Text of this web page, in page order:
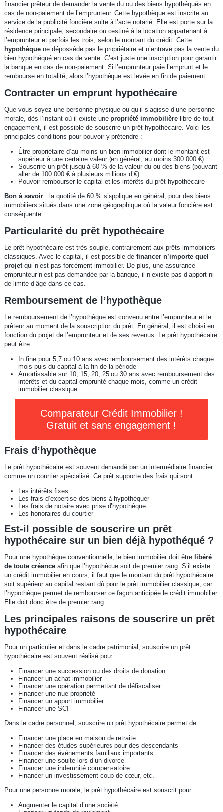
financier prêteur de demander la vente du ou des biens hypothéqués en
cas de non-paiement de l’emprunteur. Cette hypothèque est inscrite au
service de la publicité foncière suite à l’acte notarié. Elle est porte sur la
résidence principale, secondaire ou destiné à la location appartenant à
l’emprunteur et parfois les trois, selon le montant du crédit. Cette
hypothèque ne dépossède pas le propriétaire et n’entrave pas la vente du
bien hypothéqué en cas de vente. C’est juste une inscription pour garantir
la banque en cas de non-paiement. Si l’emprunteur paie l’emprunt et le
rembourse en totalité, alors l’hypothèque est levée en fin de paiement.
Contracter un emprunt hypothécaire
Que vous soyez une personne physique ou qu’il s’agisse d’une personne
morale, dès l’instant où il existe une propriété immobilièrelibre de tout
engagement, il est possible de souscrire un prêt hypothécaire. Voici les
principales conditions pour pouvoir y prétendre :
Être propriétaire d’au moins un bien immobilier dont le montant est
supérieur à une certaine valeur (en général, au moins 300 000 €)
Souscrire un prêt jusqu’à 60 % de la valeur du ou des biens (pouvant
aller de 100 000 € à plusieurs millions d’€)
Pouvoir rembourser le capital et les intérêts du prêt hypothécaire
Bon à savoir: la quotité de 60 % s’applique en général, pour des biens
immobiliers situés dans une zone géographique où la valeur foncière est
conséquente.
Particularité du prêt hypothécaire
Le prêt hypothécaire est très souple, contrairement aux prêts immobiliers
classiques. Avec le capital, il est possible de financer n’importe quel
projetqui n’est pas forcément immobilier. De plus, une assurance
emprunteur n’est pas demandée par la banque, il n’existe pas d’apport ni
de limite d’âge dans ce cas.
Remboursement de l’hypothèque
Le remboursement de l’hypothèque est convenu entre l’emprunteur et le
prêteur au moment de la souscription du prêt. En général, il est choisi en
fonction du projet de l’emprunteur et de ses revenus. Le prêt hypothécaire
peut être :
In fine pour 5,7 ou 10 ans avec remboursement des intérêts chaque
mois puis du capital à la fin de la période
Amortissable sur 10, 15, 20, 25 ou 30 ans avec remboursement des
intérêts et du capital emprunté chaque mois, comme un crédit
immobilier classique
Comparateur Crédit Immobilier !
Gratuit et sans engagement !
Frais d’hypothèque
Le prêt hypothécaire est souvent demandé par un intermédiaire financier
comme un courtier spécialisé. Ce prêt supporte des frais qui sont :
Les intérêts fixes
Les frais d’expertise des biens à hypothéquer
Les frais de notaire avec prise d’hypothèque
Les honoraires du courtier
Est-il possible de souscrire un prêt
hypothécaire sur un bien déjà hypothéqué ?
Pour une hypothèque conventionnelle, le bien immobilier doit être libéré
de toute créanceafin que l’hypothèque soit de premier rang. S’il existe
un crédit immobilier en cours, il faut que le montant du prêt hypothécaire
soit supérieur au capital restant dû pour le prêt immobilier classique, car
l’hypothèque permet de rembourser de façon anticipée le crédit immobilier.
Elle doit donc être de premier rang.
Les principales raisons de souscrire un prêt
hypothécaire
Pour un particulier et dans le cadre patrimonial, souscrire un prêt
hypothécaire est souvent réalisé pour :
Financer une succession ou des droits de donation
Financer un achat immobilier
Financer une opération permettant de défiscaliser
Financer une nue-propriété
Financer un apport immobilier
Financer une SCI
Dans le cadre personnel, souscrire un prêt hypothécaire permet de :
Financer une place en maison de retraite
Financer des études supérieures pour des descendants
Financer des événements familiaux importants
Financer une soulte lors d’un divorce
Financer une indemnité compensatoire
Financer un investissement coup de cœur, etc.
Pour une personne morale, le prêt hypothécaire est souscrit pour :
Augmenter le capital d’une société